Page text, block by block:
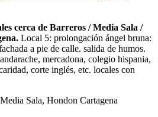
cerca de Barreros / Media Sala /
Local 5: prolongación ángel bruna:
a pie de calle. salida de humos.
mercadona, colegio hispania,
corte inglés, etc. locales con